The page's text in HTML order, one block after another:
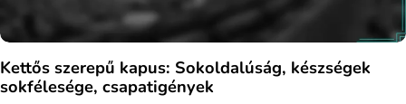
Kettős szerepű kapus: Sokoldalúság, készségek
sokfélesége, csapatigények